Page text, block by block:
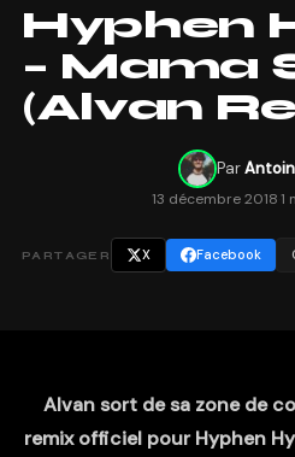
Hyphen
– Mama
(Alvan
Par
13 décembre 20181
PARTAGER X Facebook
Alvan sort de sa zone de
remix officiel pour Hyphen